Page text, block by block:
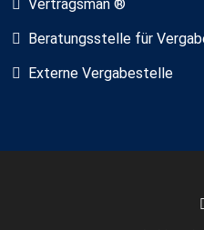
Vertragsman ®
Beratungsstelle für
Externe Vergabestelle